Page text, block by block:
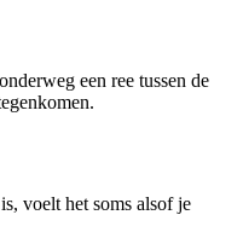
een ree tussen de
voelt het soms alsof je